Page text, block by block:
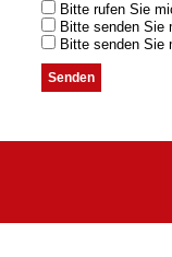
Bitte rufen Sie
Bitte senden Sie
Bitte senden Sie